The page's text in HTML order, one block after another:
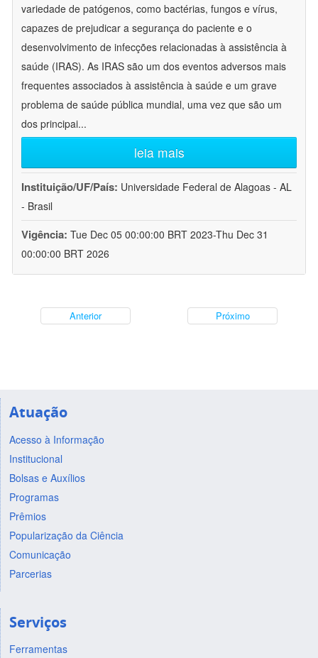
variedade de patógenos, como bactérias, fungos e vírus,
capazes de prejudicar a segurança do paciente e o
desenvolvimento de infecções relacionadas à assistência à
saúde (IRAS). As IRAS são um dos eventos adversos mais
frequentes associados à assistência à saúde e um grave
problema de saúde pública mundial, uma vez que são um
dos principai...
leia mais
Instituição/UF/País: Universidade Federal de Alagoas - AL
- Brasil
Vigência: Tue Dec 05 00:00:00 BRT 2023-Thu Dec 31
00:00:00 BRT 2026
Anterior Próximo
Atuação
Acesso à Informação
Institucional
Bolsas e Auxílios
Programas
Prêmios
Popularização da Ciência
Comunicação
Parcerias
Serviços
Ferramentas